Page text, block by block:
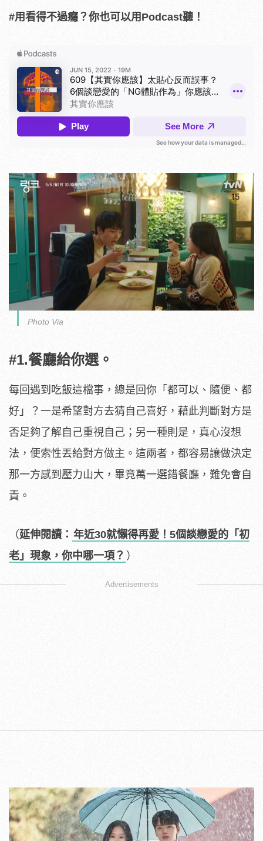
#用看得不過癮？你也可以用Podcast聽！
Photo Via
#1.餐廳給你選。
每回遇到吃飯這檔事，總是回你「都可以、隨便、都
好」？一是希望對方去猜自己喜好，藉此判斷對方是
否足夠了解自己重視自己；另一種則是，真心沒想
法，便索性丟給對方做主。這兩者，都容易讓做決定
那一方感到壓力山大，畢竟萬一選錯餐廳，難免會自
責。
（延伸閱讀： 年近30就懶得再愛！5個談戀愛的「初
老」現象，你中哪一項？ ）
Advertisements